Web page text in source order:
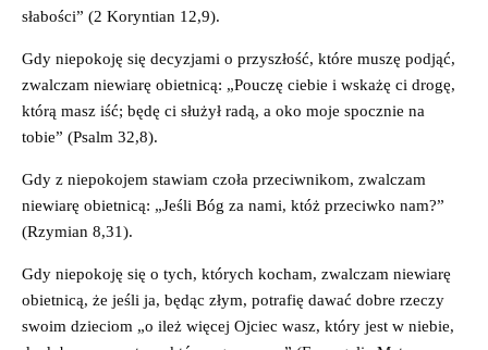
słabości” (2 Koryntian 12,9).
Gdy niepokoję się decyzjami o przyszłość, które muszę podjąć,
zwalczam niewiarę obietnicą: „Pouczę ciebie i wskażę ci drogę,
którą masz iść; będę ci służył radą, a oko moje spocznie na
tobie” (Psalm 32,8).
Gdy z niepokojem stawiam czoła przeciwnikom, zwalczam
niewiarę obietnicą: „Jeśli Bóg za nami, któż przeciwko nam?”
(Rzymian 8,31).
Gdy niepokoję się o tych, których kocham, zwalczam niewiarę
obietnicą, że jeśli ja, będąc złym, potrafię dawać dobre rzeczy
swoim dzieciom „o ileż więcej Ojciec wasz, który jest w niebie,